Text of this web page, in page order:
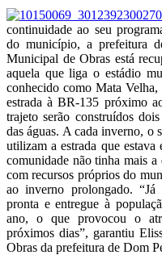
Telegram
continuidade ao seu
do município, a prefeitura
Municipal de Obras está
aquela que liga o estádio
conhecido como Mata
estrada à BR-135 próximo
trajeto serão construídos
das águas. A cada inverno, o
utilizam a estrada que estava
comunidade não tinha mais a
com recursos próprios do
ao inverno prolongado. “Já
pronta e entregue à
ano, o que provocou o
próximos dias”, garantiu
Obras da prefeitura de Dom